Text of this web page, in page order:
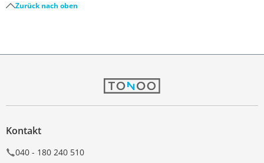
Zurück nach oben
Kontakt
040 - 180 240 510